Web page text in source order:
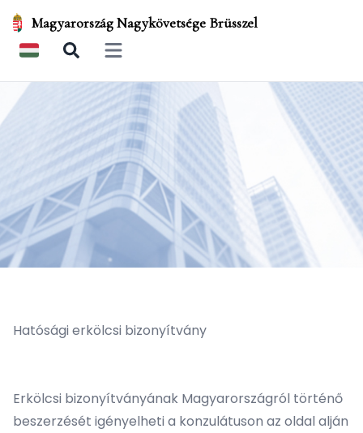
Magyarország Nagykövetsége Brüsszel
Open main menu
Hatósági erkölcsi bizonyítvány
Erkölcsi bizonyítványának Magyarországról történő
beszerzését igényelheti a konzulátuson az oldal alján